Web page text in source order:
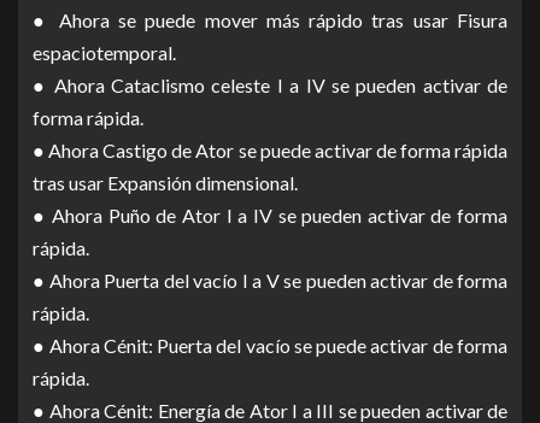
● Ahora se puede mover más rápido tras usar Fisura
espaciotemporal.
● Ahora Cataclismo celeste I a IV se pueden activar de
forma rápida.
● Ahora Castigo de Ator se puede activar de forma rápida
tras usar Expansión dimensional.
● Ahora Puño de Ator I a IV se pueden activar de forma
rápida.
● Ahora Puerta del vacío I a V se pueden activar de forma
rápida.
● Ahora Cénit: Puerta del vacío se puede activar de forma
rápida.
● Ahora Cénit: Energía de Ator I a III se pueden activar de